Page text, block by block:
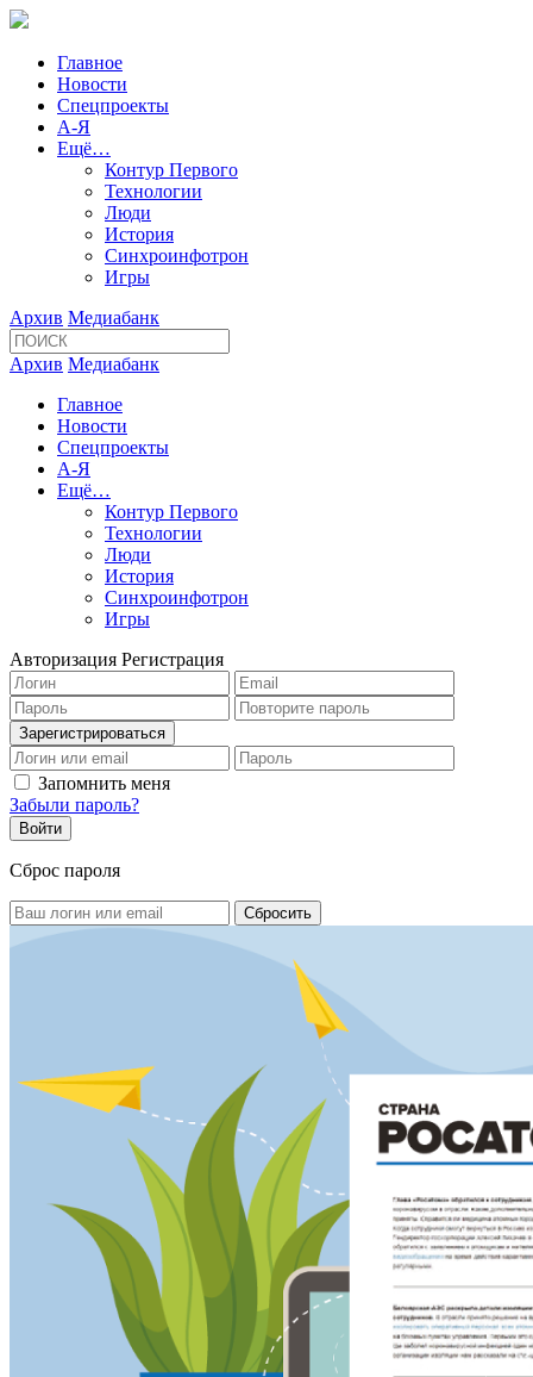
Главное
Новости
Спецпроекты
А-Я
Ещё…
Контур Первого
Технологии
Люди
История
Синхроинфотрон
Игры
Архив Медиабанк
Архив Медиабанк
Главное
Новости
Спецпроекты
А-Я
Ещё…
Контур Первого
Технологии
Люди
История
Синхроинфотрон
Игры
Авторизация Регистрация
Запомнить меня
Забыли пароль?
Сброс пароля